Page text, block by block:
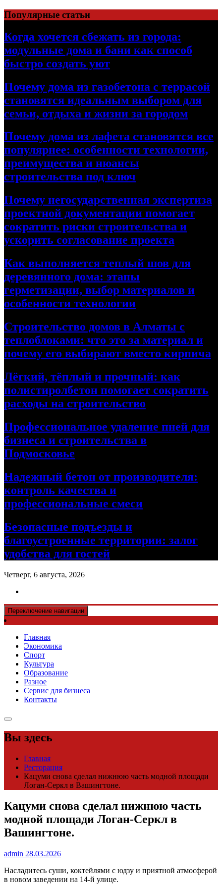
Перейти
к
содержимому
Популярные статьи
Когда хочется сбежать из города:
модульные дома и бани как способ
быстро создать уют
Почему дома из газобетона с террасой
становятся идеальным выбором для
семьи, отдыха и жизни за городом
Почему дома из лафета становятся все
популярнее: особенности технологии,
преимущества и нюансы
строительства под ключ
Почему негосударственная экспертиза
проектной документации помогает
сократить риски строительства и
ускорить согласование проекта
Как выполняется теплый шов для
деревянного дома: этапы
герметизации, выбор материалов и
особенности технологии
Строительство домов в Алматы с
теплоблоками: что это за материал и
почему его выбирают вместо кирпича
Лёгкий, тёплый и прочный: как
полистиролбетон помогает сократить
расходы на строительство
Профессиональное удаление пней для
бизнеса и строительства в
Подмосковье
Надежный бетон от производителя:
контроль качества и
профессиональные смеси
Безопасные подъезды и
благоустроенные территории: залог
удобства для гостей
Четверг, 6 августа, 2026
Переключение навигации
Главная
Экономика
Спорт
Культура
Образование
Разное
Сервис для бизнеса
Контакты
Вы здесь
Главная
Ресторация
Кацуми снова сделал нижнюю часть модной площади
Логан-Серкл в Вашингтоне.
Кацуми снова сделал нижнюю часть
модной площади Логан-Серкл в
Вашингтоне.
admin 28.03.2026
Насладитесь суши, коктейлями с юдзу и приятной атмосферой
в новом заведении на 14-й улице.